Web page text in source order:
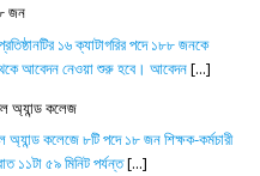
জন
১৬ ক্যাটাগরির পদে ১৮৮ জনকে
আবেদন নেওয়া শুরু হবে। আবেদন[...]
অ্যান্ড কলেজ
কলেজে ৮টি পদে ১৮ জন শিক্ষক-কর্মচারী
১১টা ৫৯ মিনিট পর্যন্ত[...]